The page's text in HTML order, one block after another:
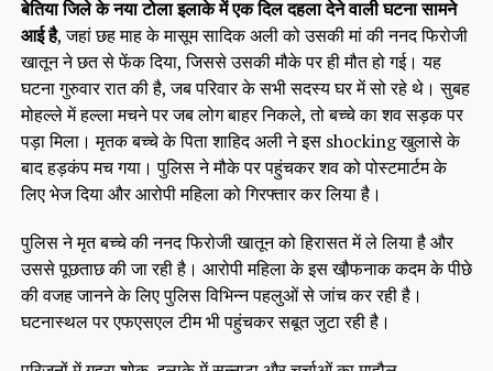
बेतिया जिले के नया टोला इलाके में एक दिल दहला देने वाली घटना सामने
आई है, जहां छह माह के मासूम सादिक अली को उसकी मां की ननद फिरोजी
खातून ने छत से फेंक दिया, जिससे उसकी मौके पर ही मौत हो गई। यह
घटना गुरुवार रात की है, जब परिवार के सभी सदस्य घर में सो रहे थे। सुबह
मोहल्ले में हल्ला मचने पर जब लोग बाहर निकले, तो बच्चे का शव सड़क पर
पड़ा मिला। मृतक बच्चे के पिता शाहिद अली ने इस shocking खुलासे के
बाद हड़कंप मच गया। पुलिस ने मौके पर पहुंचकर शव को पोस्टमार्टम के
लिए भेज दिया और आरोपी महिला को गिरफ्तार कर लिया है।
पुलिस ने मृत बच्चे की ननद फिरोजी खातून को हिरासत में ले लिया है और
उससे पूछताछ की जा रही है। आरोपी महिला के इस खौ़फनाक कदम के पीछे
की वजह जानने के लिए पुलिस विभिन्न पहलुओं से जांच कर रही है।
घटनास्थल पर एफएसएल टीम भी पहुंचकर सबूत जुटा रही है।